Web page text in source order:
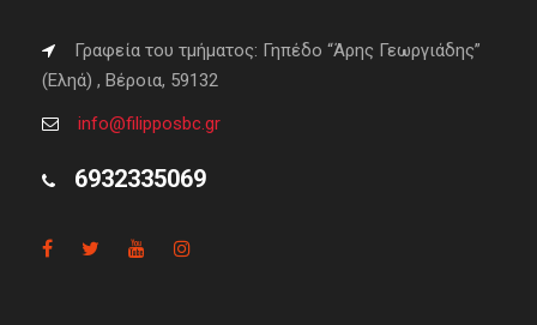
Γραφεία του τμήματος: Γηπέδο “Άρης Γεωργιάδης”
(Εληά) , Βέροια, 59132
info@filipposbc.gr
6932335069